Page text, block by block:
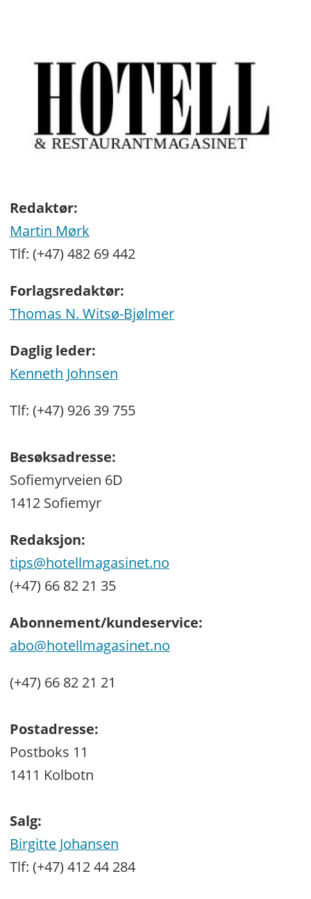
Redaktør:
Martin Mørk
Tlf: (+47) 482 69 442
Forlagsredaktør:
Thomas N. Witsø-Bjølmer
Daglig leder:
Kenneth Johnsen
Tlf: (+47) 926 39 755
Besøksadresse:
Sofiemyrveien 6D
1412 Sofiemyr
Redaksjon:
tips@hotellmagasinet.no
(+47) 66 82 21 35
Abonnement/kundeservice:
abo@hotellmagasinet.no
(+47) 66 82 21 21
Postadresse:
Postboks 11
1411 Kolbotn
Salg:
Birgitte Johansen
Tlf: (+47) 412 44 284